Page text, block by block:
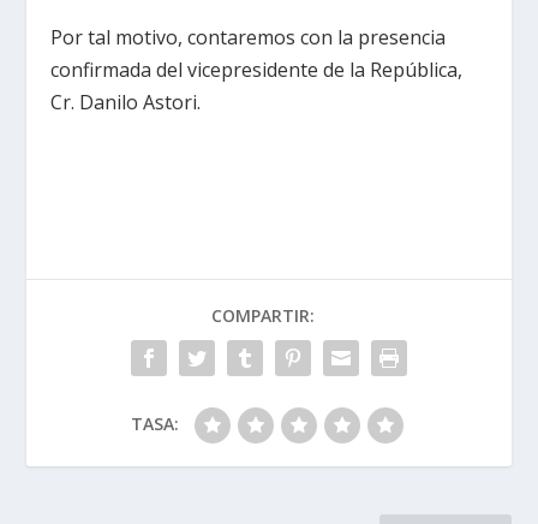
Por tal motivo, contaremos con la presencia
confirmada del vicepresidente de la República,
Cr. Danilo Astori.
COMPARTIR:
TASA: